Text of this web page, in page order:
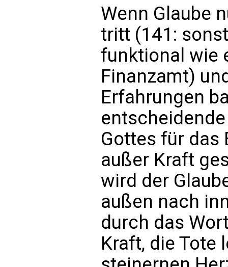
Wenn Glaube
tritt (141:
funktional wie
Finanzamt)
Erfahrungen
Gottes für das
außer Kraft
wird der
außen nach
durch das
Kraft, die Tote